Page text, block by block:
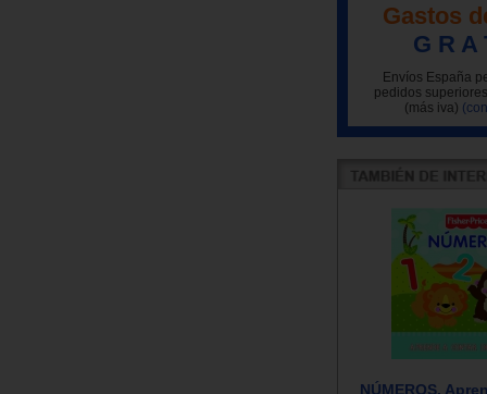
Gastos
G R A
Envíos España
pedidos
(más iva)
NÚMEROS.